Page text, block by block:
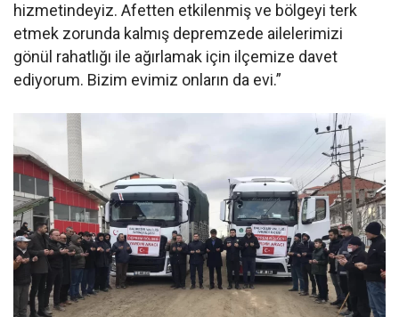
hizmetindeyiz. Afetten etkilenmiş ve bölgeyi terk
etmek zorunda kalmış depremzede ailelerimizi
gönül rahatlığı ile ağırlamak için ilçemize davet
ediyorum. Bizim evimiz onların da evi.”